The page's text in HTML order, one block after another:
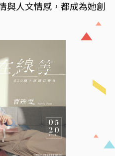
與人文情感，都成為她創